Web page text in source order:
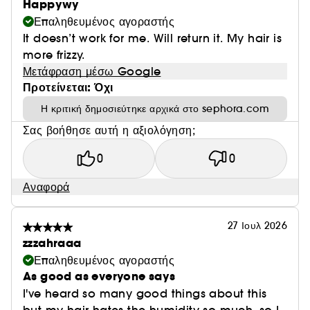
Happywy
Επαληθευμένος αγοραστής
It doesn’t work for me. Will return it. My hair is
more frizzy.
Μετάφραση μέσω Google
Προτείνεται: Όχι
Η κριτική δημοσιεύτηκε αρχικά στο sephora.com
Σας βοήθησε αυτή η αξιολόγηση;
0 0
Αναφορά
27 Ιουλ 2026
zzzahraaa
Επαληθευμένος αγοραστής
As good as everyone says
I've heard so many good things about this